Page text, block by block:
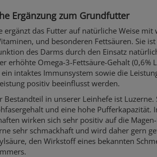
Ergänzung zum Grundfutter
ergänzt das Futter auf natürliche Weise mit
und besonderen Fettsäuren. Sie
des Darms durch den Einsatz
erhöhte Omega-3-Fettsäure-Gehalt (0,6%
intaktes Immunsystem sowie die
positiv beeinflusst werden.
Bestandteil in unserer Leinhefe ist
und eine hohe Pufferkapazität.
wirken sich sehr positiv auf die
sehr schmackhaft und wird daher gern
den Wirkstoff eines bekannten